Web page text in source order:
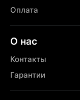
Оплата
О нас
Контакты
Гарантии